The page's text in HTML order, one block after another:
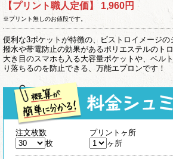
【プリント職人定価】 1,960円
※プリント無しのお値段です。
便利な3ポケットが特徴の、ビストロイメージの
撥水や帯電防止の効果があるポリエステルのト
大き目のスマホも入る大容量ポケットや、ベル
り落ちるのを防止できる、万能エプロンです！
注文枚数
プリントヶ所
枚
ヶ所